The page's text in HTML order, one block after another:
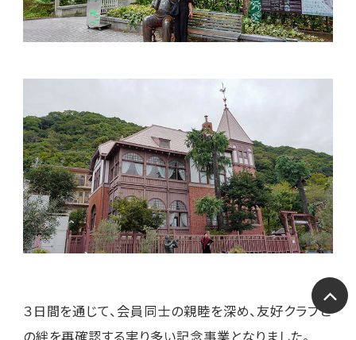
３日間を通じて、会員同士の親睦を深め、友好クラブと
の絆を再確認する実り多い記念事業となりました。
ペー